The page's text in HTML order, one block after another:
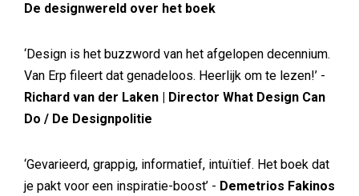
De designwereld over het boek
‘Design is het buzzword van het afgelopen decennium.
Van Erp fileert dat genadeloos. Heerlijk om te lezen!’ -
Richard van der Laken | Director What Design Can
Do / De Designpolitie
‘Gevarieerd, grappig, informatief, intuïtief. Het boek dat
je pakt voor een inspiratie-boost’ - Demetrios Fakinos